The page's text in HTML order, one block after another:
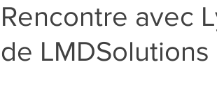
Rencontre avec
de LMDSolutions